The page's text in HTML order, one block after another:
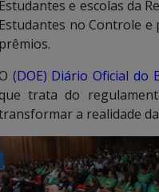
Estudantes e escolas da
Estudantes no Controle e
prêmios.
(DOE) Diário Oficial do
trata do
a realidade